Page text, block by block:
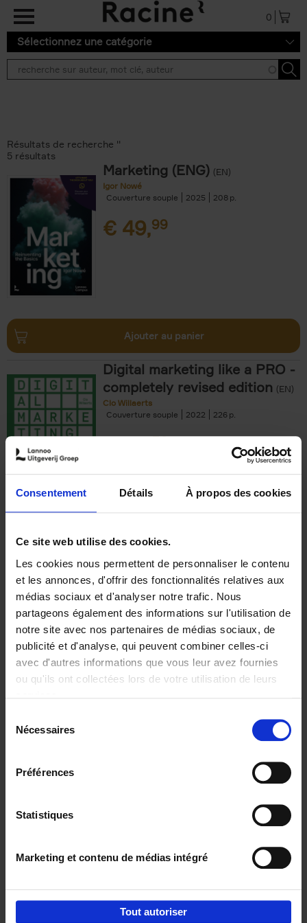
Consentement Détails À propos des cookies
Ce site web utilise des cookies.
Les cookies nous permettent de personnaliser le contenu
et les annonces, d'offrir des fonctionnalités relatives aux
médias sociaux et d'analyser notre trafic. Nous
partageons également des informations sur l'utilisation de
notre site avec nos partenaires de médias sociaux, de
publicité et d'analyse, qui peuvent combiner celles-ci
avec d'autres informations que vous leur avez fournies
ou qu'ils ont collectées lors de votre utilisation de leurs
Nécessaires
Préférences
Statistiques
Marketing et contenu de médias intégré
Tout autoriser
Aller au contenu principal
0
Sélectionnez une catégorie
Résultats de recherche ''
5 résultats
Marketing (ENG) (EN)
Igor Nowé
Couverture souple
2025 208
€ 49,99
Ajouter au panier
Digital marketing like a PRO -
completely revised edition (EN)
Clo Willaerts
Couverture souple
2022 226
€35,50
The Offer You Can't
Refuse
Steven Van Belleghem
Couverture souple
2020 256
€37,50
Building Bonds = Building